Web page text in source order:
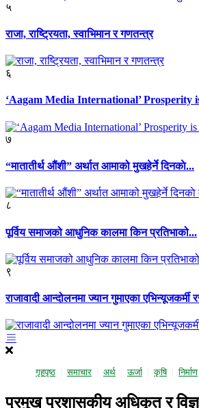
५
राजा, राष्ट्रियता, स्वाभिमान र गणतन्त्र
६
‘Aagam Media International’ Prosperity
७
“मातातीर्थ औंशी” अर्थात आमाको मुखहेर्ने दिनकाे...
८
पूर्विय समाजको आधुनिक कालमा किन प्रतिभाको...
९
राजावादी आन्दोलनमा ज्यान गुमाएका
गृहपृष्ठ समाचार अर्थ ऊर्जा कृषि निर्माण
प्रमुख प्रशासकीय अधिकृत र